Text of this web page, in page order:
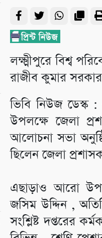
লক্ষ্মীপুরে বিশ্ব
রাজীব কুমার সরকার
ভিবি নিউজ ডেস্ক
উপলক্ষে জেলা
আলোচনা সভা
ছিলেন জেলা
এছাড়াও আরো
জসিম উদ্দিন ,
সংশ্লিষ্ট দপ্তরের